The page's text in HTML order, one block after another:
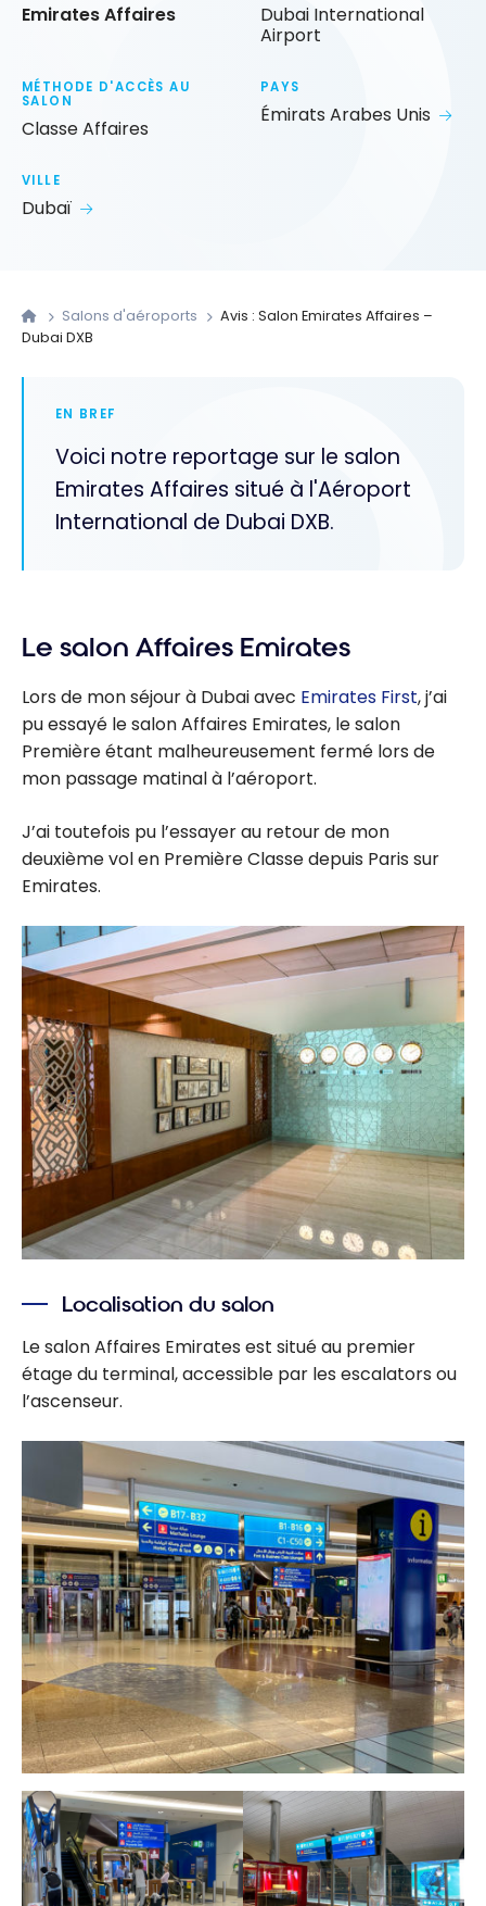
Emirates Affaires
Dubai International
Airport
MÉTHODE D'ACCÈS AU
SALON
Classe Affaires
PAYS
Émirats Arabes Unis
VILLE
Dubaï
Salons d'aéroports
Avis : Salon Emirates Affaires –
Dubai DXB
EN BREF
Voici notre reportage sur le salon
Emirates Affaires situé à l'Aéroport
International de Dubai DXB.
Le salon Affaires Emirates
Lors de mon séjour à Dubai avec Emirates First, j’ai
pu essayé le salon Affaires Emirates, le salon
Première étant malheureusement fermé lors de
mon passage matinal à l’aéroport.
J’ai toutefois pu l’essayer au retour de mon
deuxième vol en Première Classe depuis Paris sur
Emirates.
Localisation du salon
Le salon Affaires Emirates est situé au premier
étage du terminal, accessible par les escalators ou
l’ascenseur.